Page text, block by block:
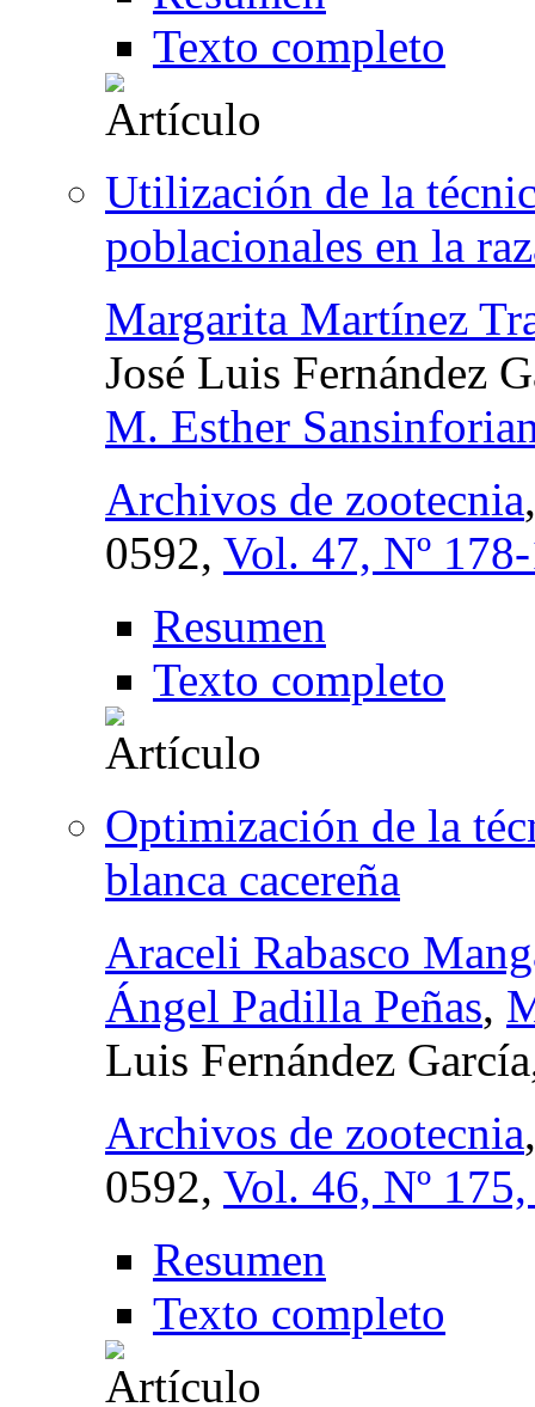
Texto completo
Utilización de la
poblacionales en la
Margarita Martínez
José Luis Fernández
M. Esther
Archivos de zootecnia
0592, Vol. 47, Nº
Resumen
Texto completo
Optimización de la
blanca cacereña
Araceli Rabasco
Ángel Padilla Peñas,
Luis Fernández
Archivos de zootecnia
0592, Vol. 46, Nº
Resumen
Texto completo